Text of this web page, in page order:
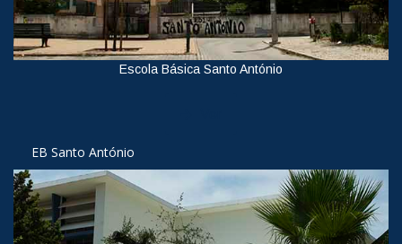
Escola Básica Santo António
EB Santo António